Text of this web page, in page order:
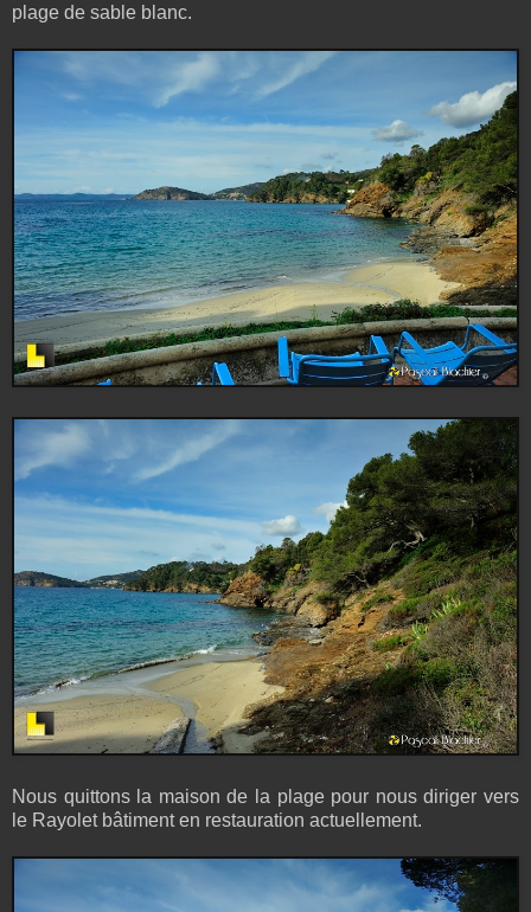
plage de sable blanc.
Nous quittons la maison de la plage pour nous diriger vers
le Rayolet bâtiment en restauration actuellement.